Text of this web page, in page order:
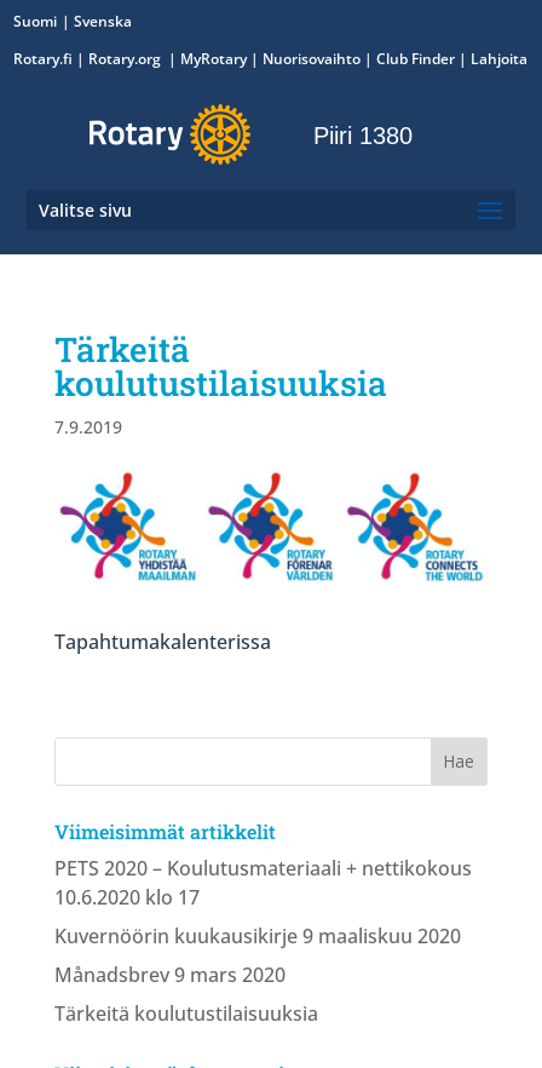
Suomi
Svenska
Rotary.fi | Rotary.org | MyRotary| Nuorisovaihto | Club Finder | Lahjoita
Piiri 1380
Valitse sivu
Tärkeitä
koulutustilaisuuksia
7.9.2019
Tapahtumakalenterissa
Viimeisimmät artikkelit
PETS 2020 – Koulutusmateriaali + nettikokous
10.6.2020 klo 17
Kuvernöörin kuukausikirje 9 maaliskuu 2020
Månadsbrev 9 mars 2020
Tärkeitä koulutustilaisuuksia